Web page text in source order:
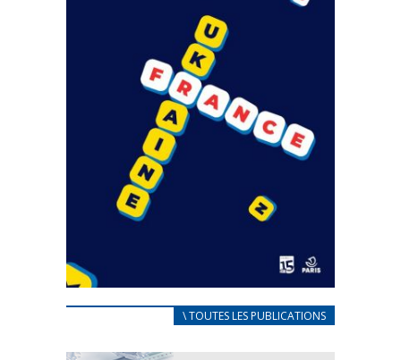
CARNET D’ACCUEIL
25 avril 2022
\ TOUTES LES PUBLICATIONS